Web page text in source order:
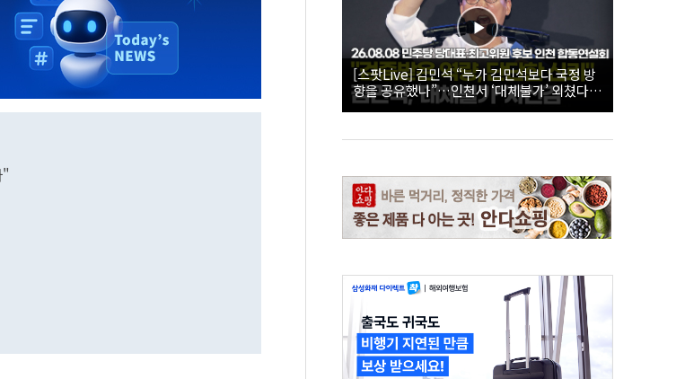
[스팟Live] 김민석 “누가 김민석보다 국정 방
향을 공유했나”…인천서 ‘대체불가’ 외쳤다 |
26.08.08 더불어민주당 당대표·최고위원 후